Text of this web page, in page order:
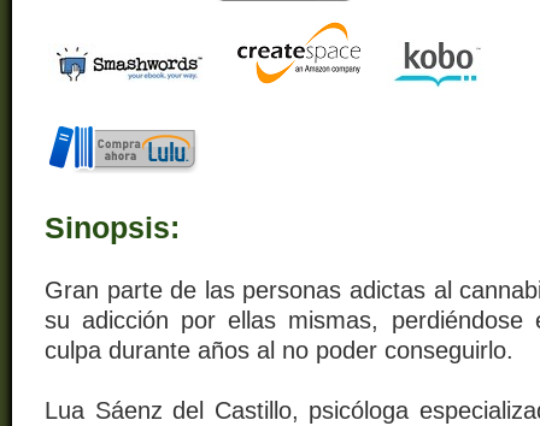
Sinopsis:
Gran parte de las personas adictas al
su adicción por ellas mismas,
culpa durante años al no poder conseguirlo.
Lua Sáenz del Castillo, psicóloga